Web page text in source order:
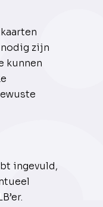
zijn
kunnen
ingevuld,